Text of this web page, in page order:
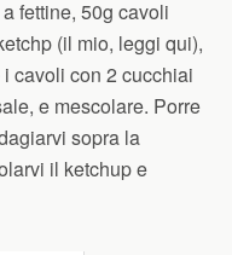
fettine, 50g cavoli
(il mio, leggi qui),
cavoli con 2 cucchiai
e mescolare. Porre
sopra la
il ketchup e